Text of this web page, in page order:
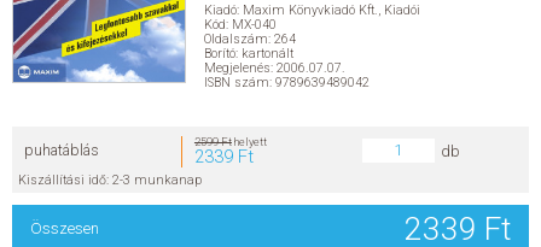
Kiadó: Maxim Könyvkiadó Kft., Kiadói
Kód: MX-040
Oldalszám: 264
Borító: kartonált
Megjelenés: 2006.07.07.
ISBN szám: 9789639489042
puhatáblás 2599 Fthelyett
2339 Ft db
Kiszállítási idő: 2-3 munkanap
Összesen 2339 Ft
AKCIÓ
NÉPSZERŰ KÖNYVEK
SEGÍTHETEK?